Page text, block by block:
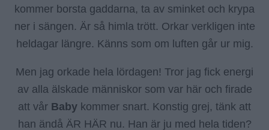
kommer borsta gaddarna, ta av sminket och krypa
ner i sängen. Är så himla trött. Orkar verkligen inte
heldagar längre. Känns som om luften går ur mig.
Men jag orkade hela lördagen! Tror jag fick energi
av alla älskade människor som var här och firade
att vår Baby kommer snart. Konstig grej, tänk att
han ändå ÄR HÄR nu. Han är ju med hela tiden?